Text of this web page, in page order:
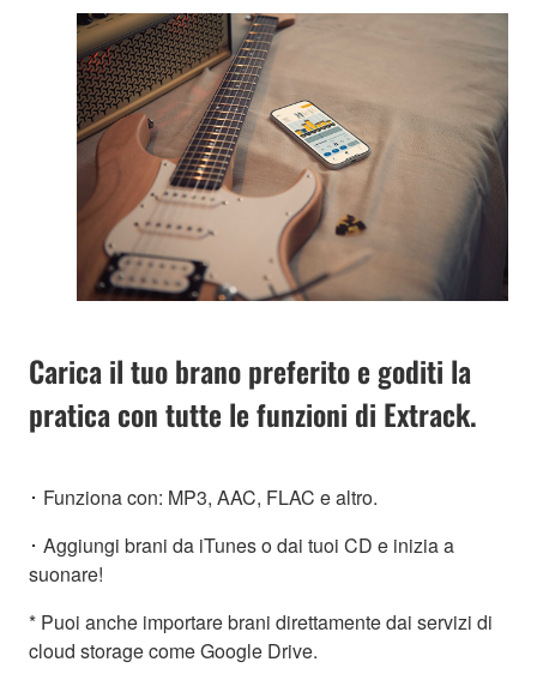
Carica il tuo brano preferito e goditi la
pratica con tutte le funzioni di Extrack.
･ Funziona con: MP3, AAC, FLAC e altro.
･ Aggiungi brani da iTunes o dai tuoi CD e inizia a
suonare!
* Puoi anche importare brani direttamente dai servizi di
cloud storage come Google Drive.